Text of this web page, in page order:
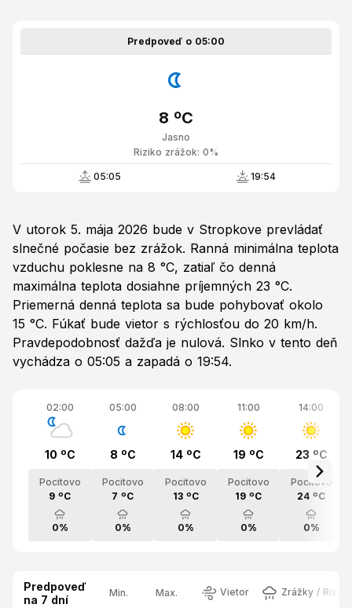
Predpoveď o 05:00
Jasno
8 ºC
Riziko zrážok: 0%
05:05 19:54
V utorok 5. mája 2026 bude v Stropkove prevládať
slnečné počasie bez zrážok. Ranná minimálna teplota
vzduchu poklesne na 8 °C, zatiaľ čo denná
maximálna teplota dosiahne príjemných 23 °C.
Priemerná denná teplota sa bude pohybovať okolo
15 °C. Fúkať bude vietor s rýchlosťou do 20 km/h.
Pravdepodobnosť dažďa je nulová. Slnko v tento deň
vychádza o 05:05 a zapadá o 19:54.
02:00
10 ºC
Pocitovo
9 ºC
0%
05:00
8 ºC
Pocitovo
7 ºC
0%
08:00
14 ºC
Pocitovo
13 ºC
0%
11:00
19 ºC
Pocitovo
19 ºC
0%
14:00
23 ºC
Pocitovo
24 ºC
0%
Predpoveď
na 7 dní
Min. Max. Vietor Zrážky /